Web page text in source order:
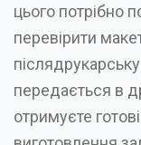
цього потрібно
перевірити
передається в
отримуєте